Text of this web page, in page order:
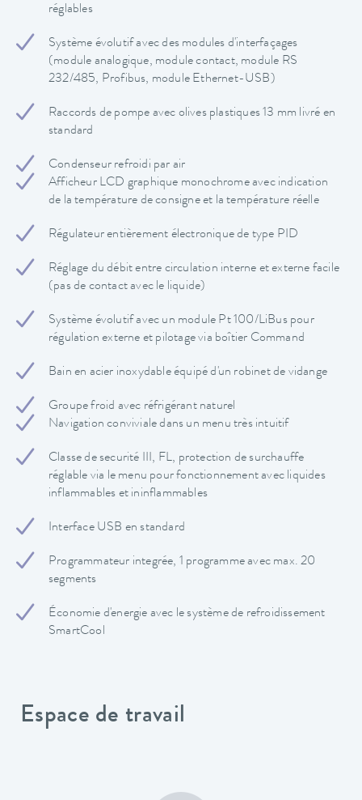
réglables
Système évolutif avec des modules d'interfaçages
(module analogique, module contact, module RS
232/485, Profibus, module Ethernet-USB)
Raccords de pompe avec olives plastiques 13 mm livré en
standard
Condenseur refroidi par air
Afficheur LCD graphique monochrome avec indication
de la température de consigne et la température réelle
Régulateur entièrement électronique de type PID
Réglage du débit entre circulation interne et externe facile
(pas de contact avec le liquide)
Système évolutif avec un module Pt 100/LiBus pour
régulation externe et pilotage via boîtier Command
Bain en acier inoxydable équipé d'un robinet de vidange
Groupe froid avec réfrigérant naturel
Navigation conviviale dans un menu très intuitif
Classe de securité III, FL, protection de surchauffe
réglable via le menu pour fonctionnement avec liquides
inflammables et ininflammables
Interface USB en standard
Programmateur integrée, 1 programme avec max. 20
segments
Économie d'energie avec le système de refroidissement
SmartCool
Espace de travail